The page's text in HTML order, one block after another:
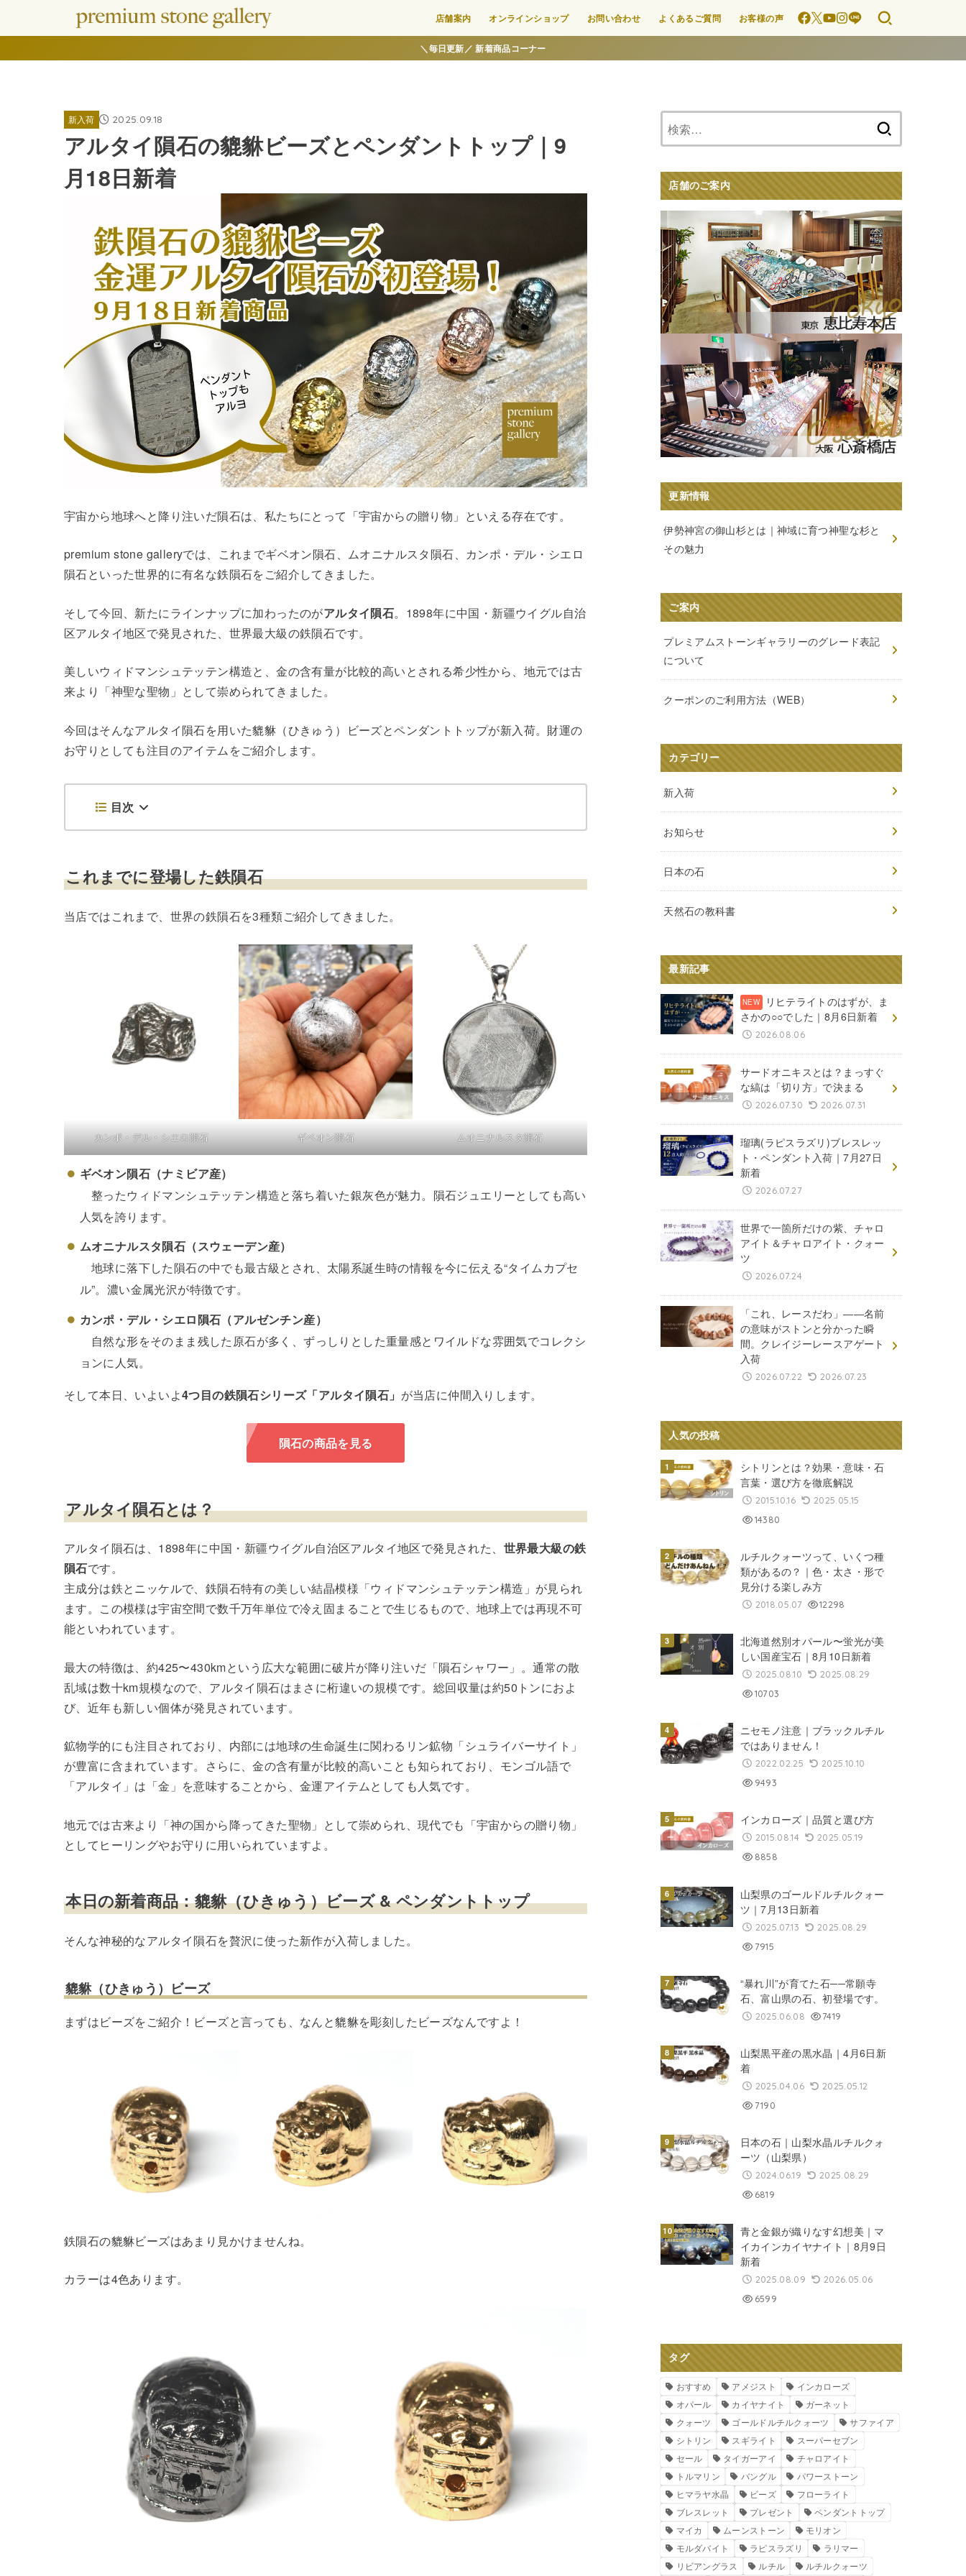
店舗案内 オンラインショップ お問い合わせ よくあるご質問 お客様の声
＼毎日更新／ 新着商品コーナー
新入荷 2025.09.18
アルタイ隕石の貔貅ビーズとペンダントトップ｜9
月18日新着
宇宙から地球へと降り注いだ隕石は、私たちにとって「宇宙からの贈り物」といえる存在です。
premium stone galleryでは、これまでギベオン隕石、ムオニナルスタ隕石、カンポ・デル・シエロ
隕石といった世界的に有名な鉄隕石をご紹介してきました。
そして今回、新たにラインナップに加わったのがアルタイ隕石。1898年に中国・新疆ウイグル自治
区アルタイ地区で発見された、世界最大級の鉄隕石です。
美しいウィドマンシュテッテン構造と、金の含有量が比較的高いとされる希少性から、地元では古
来より「神聖な聖物」として崇められてきました。
今回はそんなアルタイ隕石を用いた貔貅（ひきゅう）ビーズとペンダントトップが新入荷。財運の
お守りとしても注目のアイテムをご紹介します。
目次
これまでに登場した鉄隕石
当店ではこれまで、世界の鉄隕石を3種類ご紹介してきました。
カンポ・デル・シエロ隕石 ギベオン隕石 ムオニナルスタ隕石
ギベオン隕石（ナミビア産）
整ったウィドマンシュテッテン構造と落ち着いた銀灰色が魅力。隕石ジュエリーとしても高い
人気を誇ります。
ムオニナルスタ隕石（スウェーデン産）
地球に落下した隕石の中でも最古級とされ、太陽系誕生時の情報を今に伝える“タイムカプセ
ル”。濃い金属光沢が特徴です。
カンポ・デル・シエロ隕石（アルゼンチン産）
自然な形をそのまま残した原石が多く、ずっしりとした重量感とワイルドな雰囲気でコレクシ
ョンに人気。
そして本日、いよいよ4つ目の鉄隕石シリーズ「アルタイ隕石」 が当店に仲間入りします。
隕石の商品を見る
アルタイ隕石とは？
アルタイ隕石は、1898年に中国・新疆ウイグル自治区アルタイ地区で発見された、 世界最大級の鉄
隕石です。
主成分は鉄とニッケルで、鉄隕石特有の美しい結晶模様「ウィドマンシュテッテン構造」が見られ
ます。この模様は宇宙空間で数千万年単位で冷え固まることで生じるもので、地球上では再現不可
能といわれています。
最大の特徴は、約425〜430kmという広大な範囲に破片が降り注いだ「隕石シャワー」。通常の散
乱域は数十km規模なので、アルタイ隕石はまさに桁違いの規模です。総回収量は約50トンにおよ
び、近年も新しい個体が発見されています。
鉱物学的にも注目されており、内部には地球の生命誕生に関わるリン鉱物「シュライバーサイト」
が豊富に含まれています。さらに、金の含有量が比較的高いことも知られており、モンゴル語で
「アルタイ」は「金」を意味することから、金運アイテムとしても人気です。
地元では古来より「神の国から降ってきた聖物」として崇められ、現代でも「宇宙からの贈り物」
としてヒーリングやお守りに用いられていますよ。
本日の新着商品：貔貅（ひきゅう）ビーズ & ペンダントトップ
そんな神秘的なアルタイ隕石を贅沢に使った新作が入荷しました。
貔貅（ひきゅう）ビーズ
まずはビーズをご紹介！ビーズと言っても、なんと貔貅を彫刻したビーズなんですよ！
鉄隕石の貔貅ビーズはあまり見かけませんね。
カラーは4色あります。
店舗のご案内
更新情報
伊勢神宮の御山杉とは｜神域に育つ神聖な杉と
その魅力
ご案内
プレミアムストーンギャラリーのグレード表記
について
クーポンのご利用方法（WEB）
カテゴリー
新入荷
お知らせ
日本の石
天然石の教科書
最新記事
リヒテライトのはずが、ま
さかの○○でした｜8月6日新着
2026.08.06
サードオニキスとは？まっすぐ
な縞は「切り方」で決まる
2026.07.30 2026.07.31
瑠璃(ラピスラズリ)ブレスレッ
ト・ペンダント入荷｜7月27日
新着
2026.07.27
世界で一箇所だけの紫、チャロ
アイト＆チャロアイト・クォー
ツ
2026.07.24
「これ、レースだわ」――名前
の意味がストンと分かった瞬
間。クレイジーレースアゲート
入荷
2026.07.22 2026.07.23
人気の投稿
シトリンとは？効果・意味・石
言葉・選び方を徹底解説
2015.10.16
2025.05.15
14380
ルチルクォーツって、いくつ種
類があるの？｜色・太さ・形で
見分ける楽しみ方
2018.05.07 12298
北海道然別オパール〜蛍光が美
しい国産宝石｜8月10日新着
2025.08.10
2025.08.29
10703
ニセモノ注意｜ブラックルチル
ではありません！
2022.02.25
2025.10.10
9493
インカローズ｜品質と選び方
2015.08.14
2025.05.19
8858
山梨県のゴールドルチルクォー
ツ｜7月13日新着
2025.07.13
2025.08.29
7915
“暴れ川”が育てた石──常願寺
石、富山県の石、初登場です。
2025.06.08 7419
山梨黒平産の黒水晶｜4月6日新
着
2025.04.06
2025.05.12
7190
日本の石｜山梨水晶ルチルクォ
ーツ（山梨県）
2024.06.19
2025.08.29
6819
青と金銀が織りなす幻想美｜マ
イカインカイヤナイト｜8月9日
新着
2025.08.09
2026.05.06
6599
タグ
おすすめ アメジスト
インカローズ
オパール
カイヤナイト
ガーネット
クォーツ
ゴールドルチルクォーツ
サファイア
シトリン
スギライト
スーパーセブン
セール
タイガーアイ
チャロアイト
トルマリン
バングル
パワーストーン
ヒマラヤ水晶
ビーズ
フローライト
ブレスレット
プレゼント
ペンダントトップ
マイカ
ムーンストーン
モリオン
モルダバイト
ラピスラズリ
ラリマー
リビアングラス
ルチル ルチルクォーツ